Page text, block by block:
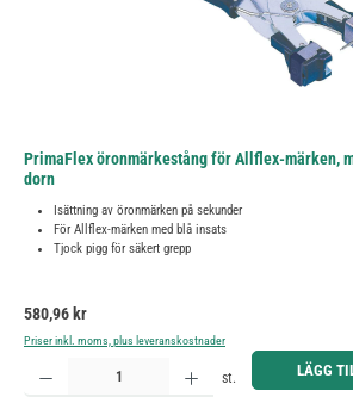
PrimaFlex öronmärkestång för Allflex-märken,
dorn
Isättning av öronmärken på sekunder
För Allflex-märken med blå insats
Tjock pigg för säkert grepp
Ordinarie pris:
580,96 kr
Priser inkl. moms, plus leveranskostnader
Produktkvantitet: Ange önskat belopp eller använd knapparna
st. LÄGG